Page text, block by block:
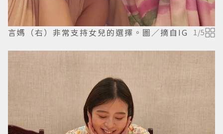
言媽（右）非常支持女兒的選擇。圖／摘自IG 1/5